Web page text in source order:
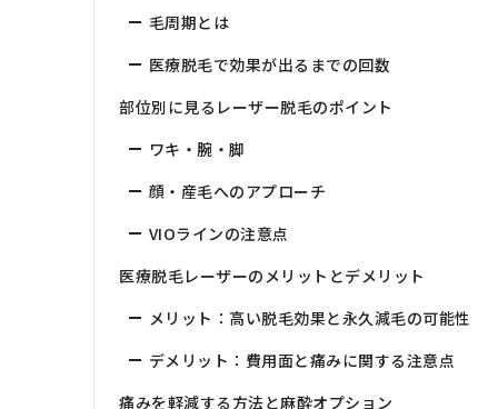
毛周期とは
医療脱毛で効果が出るまでの回数
部位別に見るレーザー脱毛のポイント
ワキ・腕・脚
顔・産毛へのアプローチ
VIOラインの注意点
医療脱毛レーザーのメリットとデメリット
メリット：高い脱毛効果と永久減毛の可能性
デメリット：費用面と痛みに関する注意点
痛みを軽減する方法と麻酔オプション